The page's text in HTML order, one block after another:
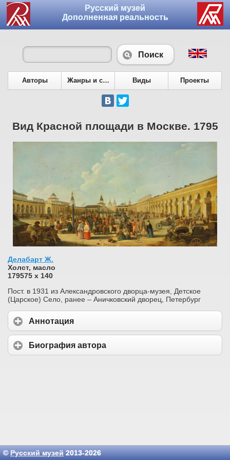
Русский музей
Дополненная реальность
Поиск
Авторы Жанры и сюжеты Виды Проекты
Вид Красной площади в Москве. 1795
Делабарт Ж.
Холст, масло
179575 х 140
Пост. в 1931 из Александровского дворца-музея, Детское
(Царское) Село, ранее – Аничковский дворец, Петербург
Аннотация
Биография автора
©Русский музей2013-2026